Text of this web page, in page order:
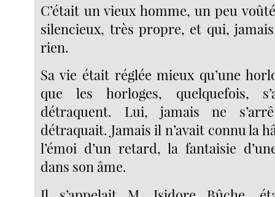
C’était un vieux homme, un peu
silencieux, très propre, et qui,
rien.
Sa vie était réglée mieux qu’une
que les horloges, quelquefois,
détraquent. Lui, jamais ne
détraquait. Jamais il n’avait connu la
l’émoi d’un retard, la fantaisie
dans son âme.